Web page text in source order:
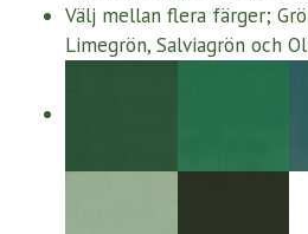
Välj mellan flera färger;
Limegrön, Salviagrön och